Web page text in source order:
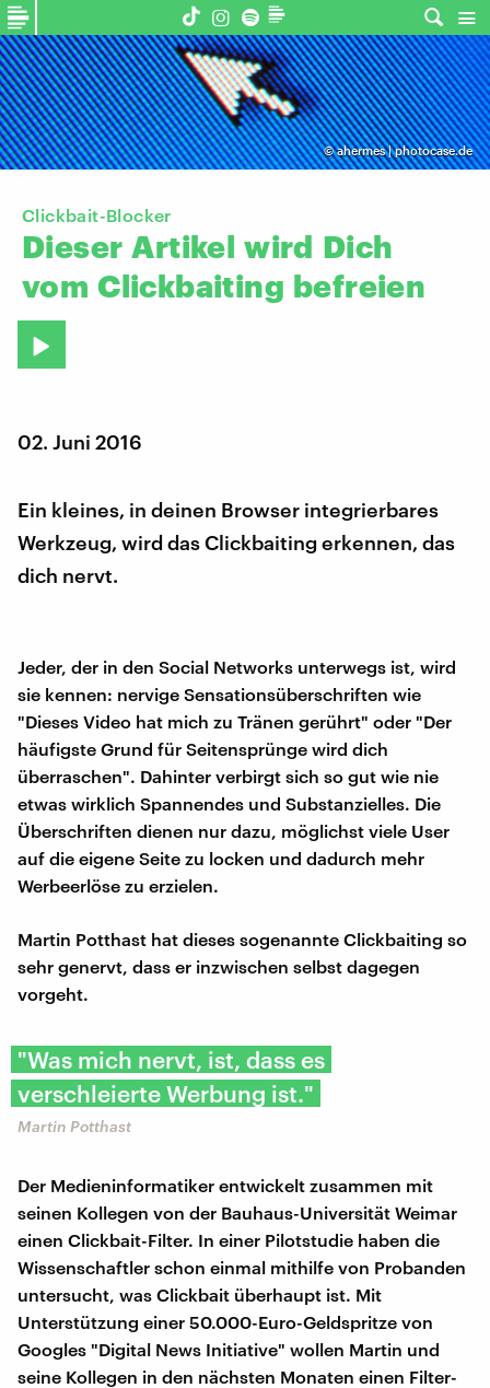
©ahermes | photocase.de
Clickbait-Blocker
Dieser Artikel wird Dich
vom Clickbaiting befreien
02. Juni 2016
Ein kleines, in deinen Browser integrierbares
Werkzeug, wird das Clickbaiting erkennen, das
dich nervt.
Jeder, der in den Social Networks unterwegs ist, wird
sie kennen: nervige Sensationsüberschriften wie
"Dieses Video hat mich zu Tränen gerührt" oder "Der
häufigste Grund für Seitensprünge wird dich
überraschen". Dahinter verbirgt sich so gut wie nie
etwas wirklich Spannendes und Substanzielles. Die
Überschriften dienen nur dazu, möglichst viele User
auf die eigene Seite zu locken und dadurch mehr
Werbeerlöse zu erzielen.
Martin Potthast hat dieses sogenannte Clickbaiting so
sehr genervt, dass er inzwischen selbst dagegen
vorgeht.
"Was mich nervt, ist, dass es
verschleierte Werbung ist."
Martin Potthast
Der Medieninformatiker entwickelt zusammen mit
seinen Kollegen von der Bauhaus-Universität Weimar
einen Clickbait-Filter. In einer Pilotstudie haben die
Wissenschaftler schon einmal mithilfe von Probanden
untersucht, was Clickbait überhaupt ist. Mit
Unterstützung einer 50.000-Euro-Geldspritze von
Googles "Digital News Initiative" wollen Martin und
seine Kollegen in den nächsten Monaten einen Filter-